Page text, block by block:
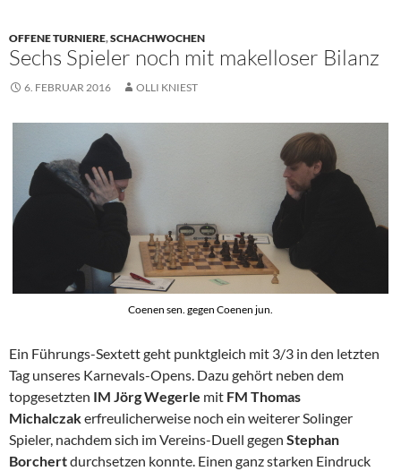
OFFENE TURNIERE,SCHACHWOCHEN
Sechs Spieler noch mit makelloser Bilanz
6. FEBRUAR 2016 OLLI KNIEST
Coenen sen. gegen Coenen jun.
Ein Führungs-Sextett geht punktgleich mit 3/3 in den letzten
Tag unseres Karnevals-Opens. Dazu gehört neben dem
topgesetzten IM Jörg Wegerle mit FM Thomas
Michalczakerfreulicherweise noch ein weiterer Solinger
Spieler, nachdem sich im Vereins-Duell gegen Stephan
Borchertdurchsetzen konnte. Einen ganz starken Eindruck